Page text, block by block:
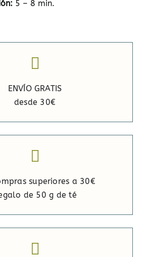
5 – 8 min.
ENVÍO GRATIS
desde 30€
superiores a 30€
de 50 g de té